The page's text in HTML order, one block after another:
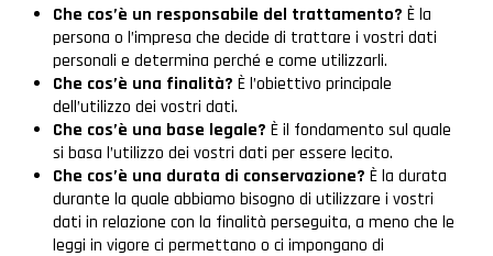
Che cos’è un responsabile del trattamento? È la
persona o l’impresa che decide di trattare i vostri dati
personali e determina perché e come utilizzarli.
Che cos’è una finalità? È l’obiettivo principale
dell’utilizzo dei vostri dati.
Che cos’è una base legale? È il fondamento sul quale
si basa l’utilizzo dei vostri dati per essere lecito.
Che cos’è una durata di conservazione? È la durata
durante la quale abbiamo bisogno di utilizzare i vostri
dati in relazione con la finalità perseguita, a meno che le
leggi in vigore ci permettano o ci impongano di